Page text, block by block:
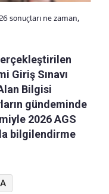
sonuçları ne zaman,
Giriş Sınavı
Bilgisi
gündeminde
2026 AGS
bilgilendirme